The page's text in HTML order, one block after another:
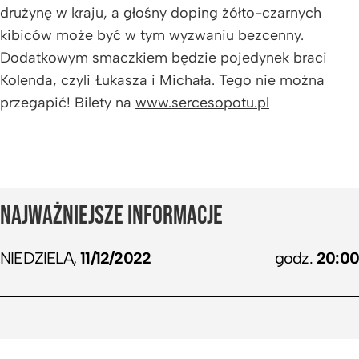
drużynę w kraju, a głośny doping żółto-czarnych
kibiców może być w tym wyzwaniu bezcenny.
Dodatkowym smaczkiem będzie pojedynek braci
Kolenda, czyli Łukasza i Michała. Tego nie można
przegapić! Bilety na www.sercesopotu.pl
NAJWAŻNIEJSZE INFORMACJE
NIEDZIELA, 11/12/2022 godz. 20:00